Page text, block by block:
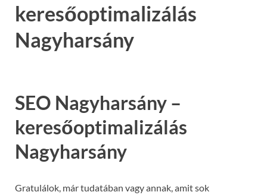
keresőoptimalizálás
Nagyharsány
SEO Nagyharsány –
keresőoptimalizálás
Nagyharsány
Gratulálok, már tudatában vagy annak, amit sok